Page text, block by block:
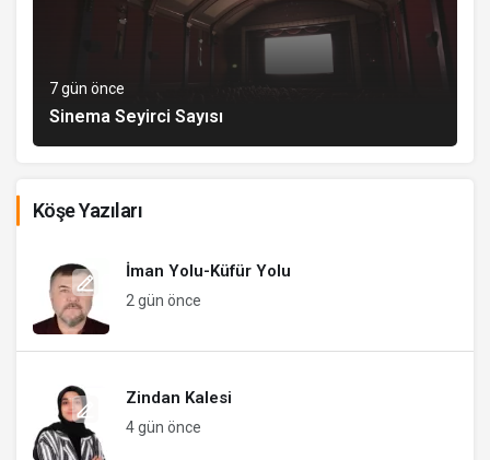
7 gün önce
Sinema Seyirci Sayısı
Köşe Yazıları
İman Yolu-Küfür Yolu
2 gün önce
Zindan Kalesi
4 gün önce